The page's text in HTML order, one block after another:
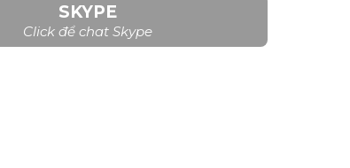
SKYPE
Click để chat Skype